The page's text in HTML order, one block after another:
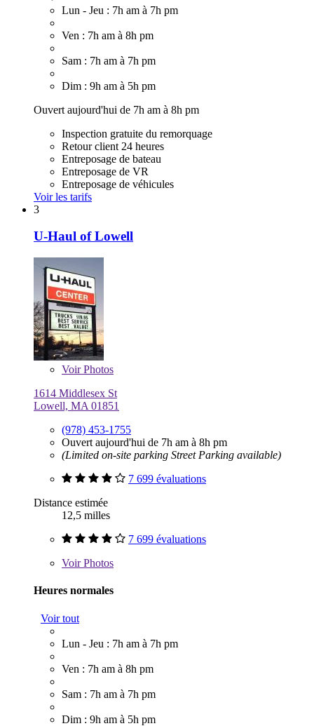
Lun - Jeu : 7h am à 7h pm
Ven : 7h am à 8h pm
Sam : 7h am à 7h pm
Dim : 9h am à 5h pm
Ouvert aujourd'hui de 7h am à 8h pm
Inspection gratuite du remorquage
Retour client 24 heures
Entreposage de bateau
Entreposage de VR
Entreposage de véhicules
Voir les tarifs
3
U-Haul of Lowell
VoirPhotos
1614 Middlesex St
Lowell, MA 01851
(978) 453-1755
Ouvert aujourd'hui de 7h am à 8h pm
(Limited on-site parking Street Parking available)
7 699 évaluations
Distance estimée
12,5 milles
7 699 évaluations
VoirPhotos
Heures normales
Voir tout
Lun - Jeu : 7h am à 7h pm
Ven : 7h am à 8h pm
Sam : 7h am à 7h pm
Dim : 9h am à 5h pm